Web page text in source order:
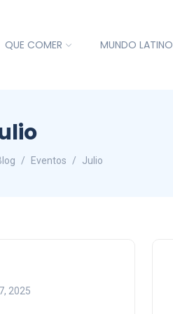
QUE COMER MUNDO LATINO
Eventos Julio
2025